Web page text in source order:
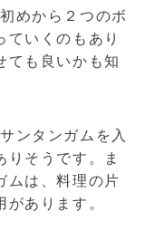
めから２つのボ
ていくのもあり
ても良いかも知
ンタンガムを入
そうです。ま
ムは、料理の片
あります。